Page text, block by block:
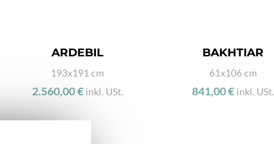
ARDEBIL
193x191 cm
2.560,00 € inkl. USt.
BAKHTIAR
61x106 cm
841,00 € inkl. USt.